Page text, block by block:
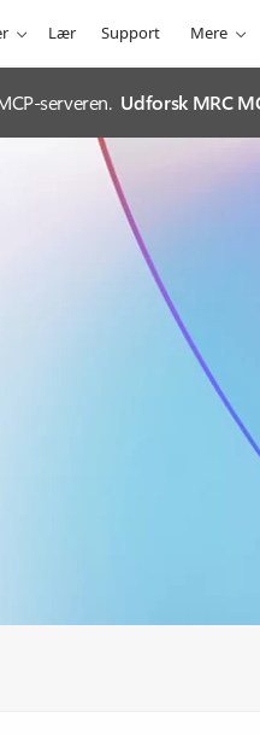
Lær Support Mere
serveren. Udforsk MRC